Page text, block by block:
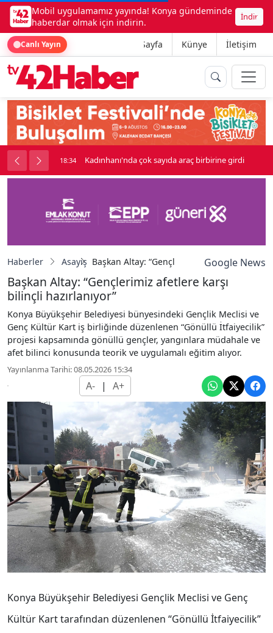
Mobil uygulamamız yayında! Konya gündeminde
haberdar olmak için indirin.
İndir
Canlı Yayın Ana Sayfa Künye İletişim
soygun 18:34 Kadınhanı'nda çok sayıda araç birbirine girdi
Haberler Asayiş Başkan Altay: “Gençlerimiz afetlere karşı
Google News
Başkan Altay: “Gençlerimiz afetlere karşı
bilinçli hazırlanıyor”
Konya Büyükşehir Belediyesi bünyesindeki Gençlik Meclisi ve
Genç Kültür Kart iş birliğinde düzenlenen “Gönüllü İtfaiyecilik”
projesi kapsamında gönüllü gençler, yangınlara müdahale ve
afet bilinci konusunda teorik ve uygulamalı eğitim alıyor.
Yayınlanma Tarihi: 08.05.2026 15:34
A- | A+
Konya Büyükşehir Belediyesi Gençlik Meclisi ve Genç
Kültür Kart tarafından düzenlenen “Gönüllü İtfaiyecilik”